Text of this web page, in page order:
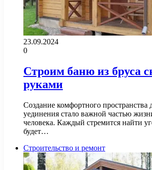
23.09.2024
0
Строим баню из бруса
руками
Создание комфортного пространства
уединения стало важной частью
человека. Каждый стремится найти
будет…
Строительство и ремонт